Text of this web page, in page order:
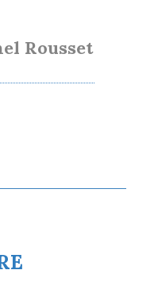
Rousset